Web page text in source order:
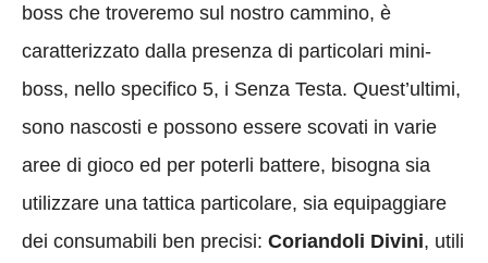
boss che troveremo sul nostro cammino, è
caratterizzato dalla presenza di particolari mini-
boss, nello specifico 5, i Senza Testa. Quest’ultimi,
sono nascosti e possono essere scovati in varie
aree di gioco ed per poterli battere, bisogna sia
utilizzare una tattica particolare, sia equipaggiare
dei consumabili ben precisi: Coriandoli Divini, utili